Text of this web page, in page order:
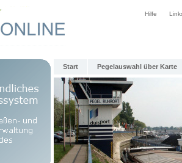
Hilfe
Start Pegelauswahl über Karte